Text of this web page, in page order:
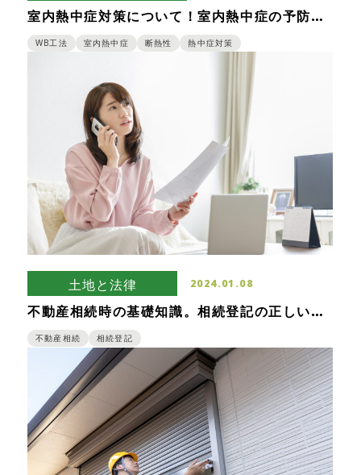
室内熱中症対策について！室内熱中症の予防法
や熱中症が起きにくい家づくりのポイント
WB工法 室内熱中症 断熱性 熱中症対策
土地と法律 2024.01.08
不動産相続時の基礎知識。相続登記の正しい手
順や注意点をご紹介します
不動産相続 相続登記